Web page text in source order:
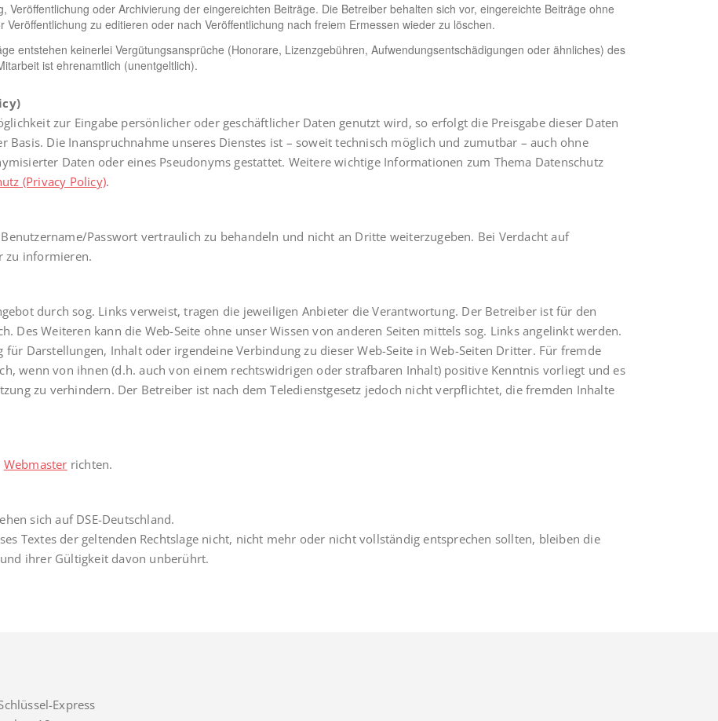
Veröffentlichung oder Archivierung der eingereichten Beiträge. Die Betreiber behalten sich vor, eingereichte Beiträge ohne
zu editieren oder nach Veröffentlichung nach freiem Ermessen wieder zu löschen.
entstehen keinerlei Vergütungsansprüche (Honorare, Lizenzgebühren, Aufwendungsentschädigungen oder ähnliches) des
ist ehrenamtlich (unentgeltlich).
zur Eingabe persönlicher oder geschäftlicher Daten genutzt wird, so erfolgt die Preisgabe dieser Daten
Basis. Die Inanspruchnahme unseres Dienstes ist – soweit technisch möglich und zumutbar – auch ohne
Daten oder eines Pseudonyms gestattet. Weitere wichtige Informationen zum Thema Datenschutz
(Privacy Policy).
Passwort vertraulich zu behandeln und nicht an Dritte weiterzugeben. Bei Verdacht auf
zu informieren.
durch sog. Links verweist, tragen die jeweiligen Anbieter die Verantwortung. Der Betreiber ist für den
Des Weiteren kann die Web-Seite ohne unser Wissen von anderen Seiten mittels sog. Links angelinkt werden.
Darstellungen, Inhalt oder irgendeine Verbindung zu dieser Web-Seite in Web-Seiten Dritter. Für fremde
wenn von ihnen (d.h. auch von einem rechtswidrigen oder strafbaren Inhalt) positive Kenntnis vorliegt und es
zu verhindern. Der Betreiber ist nach dem Teledienstgesetz jedoch nicht verpflichtet, die fremden Inhalte
Webmaster richten.
sich auf DSE-Deutschland.
Textes der geltenden Rechtslage nicht, nicht mehr oder nicht vollständig entsprechen sollten, bleiben die
ihrer Gültigkeit davon unberührt.
Express